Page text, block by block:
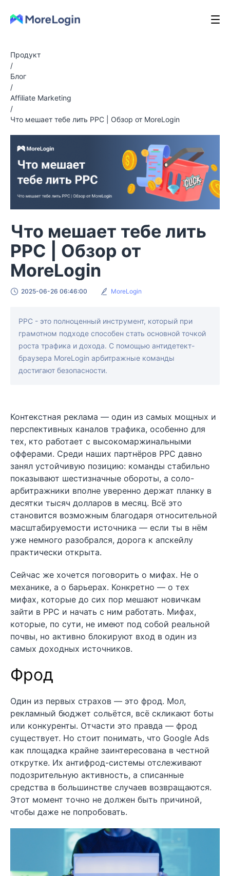
Продукт
/
Блог
/
Affiliate Marketing
/
Что мешает тебе лить PPC | Обзор от MoreLogin
Что мешает тебе лить
PPC | Обзор от
MoreLogin
2025-06-26 06:46:00 MoreLogin
PPC - это полноценный инструмент, который при
грамотном подходе способен стать основной точкой
роста трафика и дохода. С помощью антидетект-
браузера MoreLogin арбитражные команды
достигают безопасности.
Контекстная реклама — один из самых мощных и
перспективных каналов трафика, особенно для
тех, кто работает с высокомаржинальными
офферами. Среди наших партнёров PPC давно
занял устойчивую позицию: команды стабильно
показывают шестизначные обороты, а соло-
арбитражники вполне уверенно держат планку в
десятки тысяч долларов в месяц. Всё это
становится возможным благодаря относительной
масштабируемости источника — если ты в нём
уже немного разобрался, дорога к апскейлу
практически открыта.
Сейчас же хочется поговорить о мифах. Не о
механике, а о барьерах. Конкретно — о тех
мифах, которые до сих пор мешают новичкам
зайти в PPC и начать с ним работать. Мифах,
которые, по сути, не имеют под собой реальной
почвы, но активно блокируют вход в один из
самых доходных источников.
Фрод
Один из первых страхов — это фрод. Мол,
рекламный бюджет сольётся, всё скликают боты
или конкуренты. Отчасти это правда — фрод
существует. Но стоит понимать, что Google Ads
как площадка крайне заинтересована в честной
открутке. Их антифрод-системы отслеживают
подозрительную активность, а списанные
средства в большинстве случаев возвращаются.
Этот момент точно не должен быть причиной,
чтобы даже не попробовать.